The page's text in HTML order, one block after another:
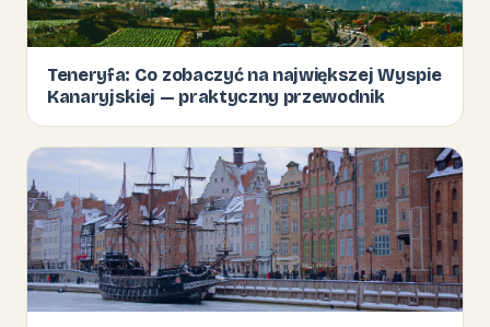
Teneryfa: Co zobaczyć na największej Wyspie
Kanaryjskiej — praktyczny przewodnik